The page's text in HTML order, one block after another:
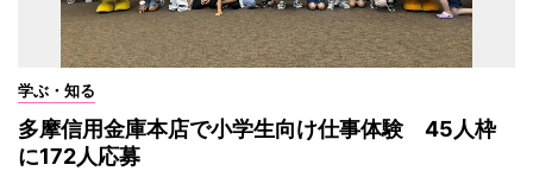
学ぶ・知る
多摩信用金庫本店で小学生向け仕事体験 45人枠
に172人応募